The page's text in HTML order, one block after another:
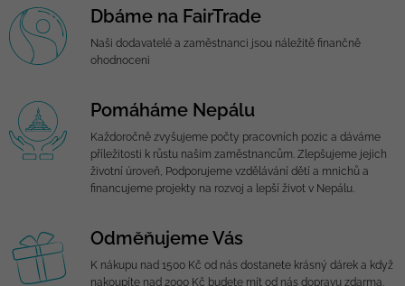
Dbáme na FairTrade
Naši dodavatelé a zaměstnanci jsou náležitě finančně
ohodnoceni
Pomáháme Nepálu
Každoročně zvyšujeme počty pracovních pozic a dáváme
příležitosti k růstu našim zaměstnancům. Zlepšujeme jejich
životní úroveň, Podporujeme vzdělávání dětí a mnichů a
financujeme projekty na rozvoj a lepší život v Nepálu.
Odměňujeme Vás
K nákupu nad 1500 Kč od nás dostanete krásný dárek a když
nakoupíte nad 2000 Kč budete mít od nás dopravu zdarma.